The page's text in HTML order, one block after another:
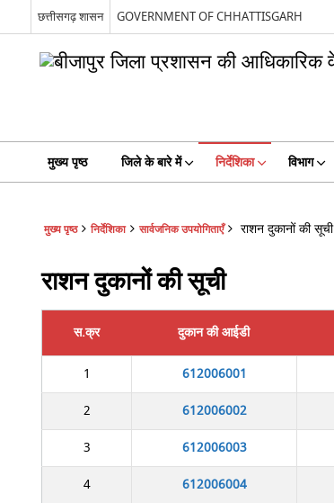
छत्तीसगढ़ शासन GOVERNMENT OF CHHATTISGARH
मुख्य पृष्ठ जिले के बारे में निर्देशिका विभाग
मुख्य पृष्ठ निर्देशिका सार्वजनिक उपयोगिताएँ राशन दुकानों की सूची
राशन दुकानों की सूची
स.क्र दुकान की आईडी
1 612006001
2
612006002
3
612006003
4
612006004